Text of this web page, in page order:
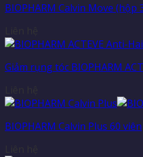
BIOPHARM Calvin Move (hộp
Giảm rụng tóc BIOPHARM
BIOPHARM Calvin Plus 60 viên